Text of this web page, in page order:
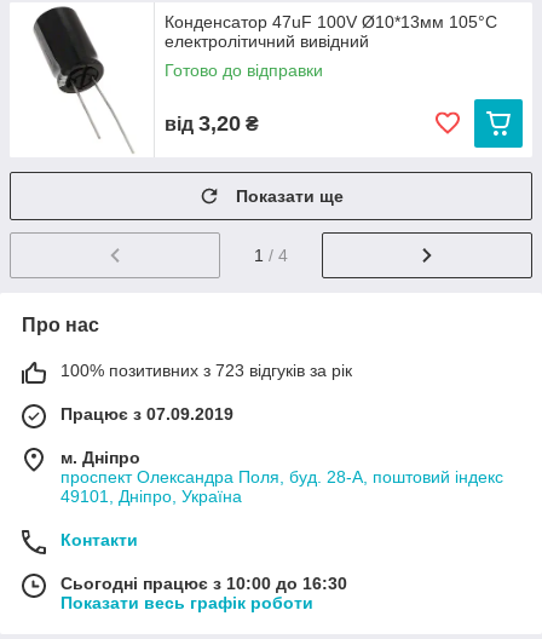
Конденсатор 47uF 100V Ø10*13мм 105°C
електролітичний вивідний
Готово до відправки
від 3,20 ₴
Показати ще
1 / 4
Про нас
100% позитивних з 723 відгуків за рік
Працює з 07.09.2019
м. Дніпро
проспект Олександра Поля, буд. 28-А, поштовий індекс
49101, Дніпро, Україна
Контакти
Сьогодні працює з 10:00 до 16:30
Показати весь графік роботи